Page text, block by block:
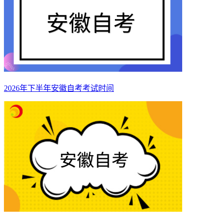
2026年下半年安徽自考考试时间